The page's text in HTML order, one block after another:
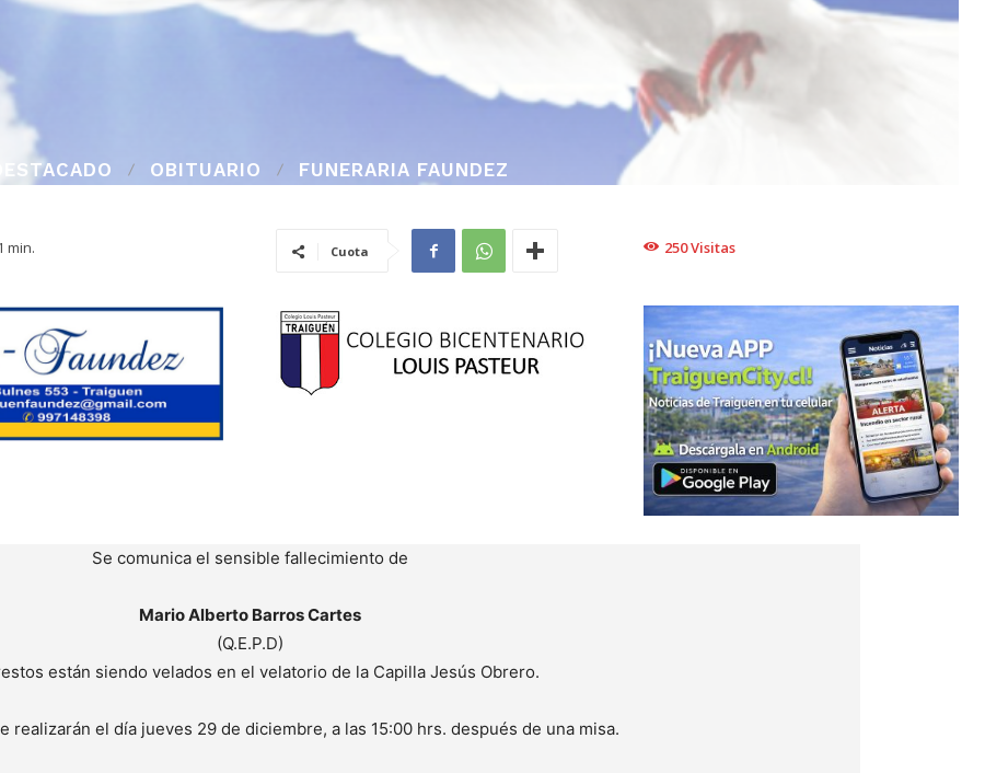
DESTACADO OBITUARIO FUNERARIA FAUNDEZ
min. Cuota 250Visitas
Se comunica el sensible fallecimiento de
Mario Alberto Barros Cartes
(Q.E.P.D)
están siendo velados en el velatorio de la Capilla Jesús Obrero.
realizarán el día jueves 29 de diciembre, a las 15:00 hrs. después de una misa.